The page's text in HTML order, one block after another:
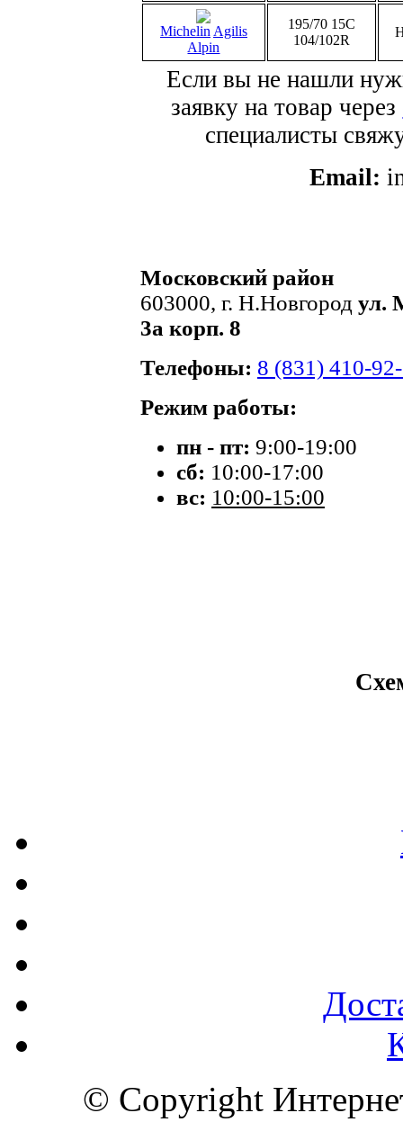
Michelin Agilis
Alpin
195/70 15C
104/102R
Если вы не нашли
заявку на товар через
специалисты
Email:
Московский район
603000, г. Н.Новгород ул.
3а корп. 8
Телефоны: 8 (831) 410-
Режим работы:
пн - пт: 9:00-19:00
сб: 10:00-17:00
вс: 10:00-15:00
© Copyright